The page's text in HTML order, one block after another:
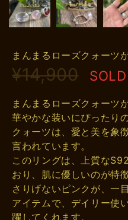
まんまるローズクォーツ
¥14,900
まんまるローズクォーツ
華やかな装いにぴったり
クォーツは、愛と美を象
言われています。
このリングは、上質な
おり、肌に優しいのが特
さりげないピンクが、一
アイテムで、デイリー使
躍してくれます。